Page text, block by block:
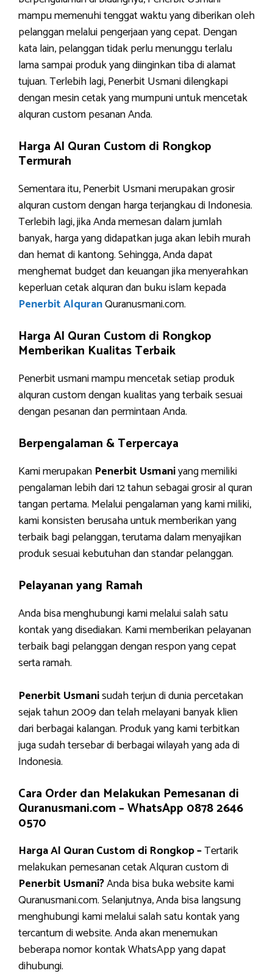
mampu memenuhi tenggat waktu yang diberikan oleh
pelanggan melalui pengerjaan yang cepat. Dengan
kata lain, pelanggan tidak perlu menunggu terlalu
lama sampai produk yang diinginkan tiba di alamat
tujuan. Terlebih lagi, Penerbit Usmani dilengkapi
dengan mesin cetak yang mumpuni untuk mencetak
alquran custom pesanan Anda.
Harga Al Quran Custom di Rongkop
Termurah
Sementara itu, Penerbit Usmani merupakan grosir
alquran custom dengan harga terjangkau di Indonesia.
Terlebih lagi, jika Anda memesan dalam jumlah
banyak, harga yang didapatkan juga akan lebih murah
dan hemat di kantong. Sehingga, Anda dapat
menghemat budget dan keuangan jika menyerahkan
keperluan cetak alquran dan buku islam kepada
Penerbit AlquranQuranusmani.com.
Harga Al Quran Custom di Rongkop
Memberikan Kualitas Terbaik
Penerbit usmani mampu mencetak setiap produk
alquran custom dengan kualitas yang terbaik sesuai
dengan pesanan dan permintaan Anda.
Berpengalaman & Terpercaya
Kami merupakan Penerbit Usmaniyang memiliki
pengalaman lebih dari 12 tahun sebagai grosir al quran
tangan pertama. Melalui pengalaman yang kami miliki,
kami konsisten berusaha untuk memberikan yang
terbaik bagi pelanggan, terutama dalam menyajikan
produk sesuai kebutuhan dan standar pelanggan.
Pelayanan yang Ramah
Anda bisa menghubungi kami melalui salah satu
kontak yang disediakan. Kami memberikan pelayanan
terbaik bagi pelanggan dengan respon yang cepat
serta ramah.
Penerbit Usmanisudah terjun di dunia percetakan
sejak tahun 2009 dan telah melayani banyak klien
dari berbagai kalangan. Produk yang kami terbitkan
juga sudah tersebar di berbagai wilayah yang ada di
Indonesia.
Cara Order dan Melakukan Pemesanan di
Quranusmani.com –WhatsApp 0878 2646
0570
Harga Al Quran Custom di Rongkop –Tertarik
melakukan pemesanan cetak Alquran custom di
Penerbit Usmani?Anda bisa buka website kami
Quranusmani.com. Selanjutnya, Anda bisa langsung
menghubungi kami melalui salah satu kontak yang
tercantum di website. Anda akan menemukan
beberapa nomor kontak WhatsApp yang dapat
dihubungi.